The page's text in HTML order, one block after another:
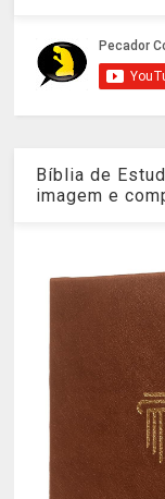
Bíblia de
imagem e